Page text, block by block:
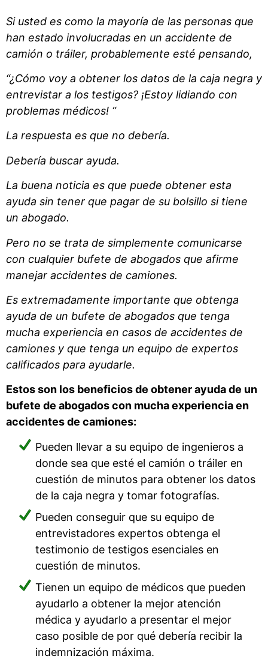
Si usted es como la mayoría de las personas que
han estado involucradas en un accidente de
camión o tráiler, probablemente esté pensando,
“¿Cómo voy a obtener los datos de la caja negra y
entrevistar a los testigos? ¡Estoy lidiando con
problemas médicos! “
La respuesta es que no debería.
Debería buscar ayuda.
La buena noticia es que puede obtener esta
ayuda sin tener que pagar de su bolsillo si tiene
un abogado.
Pero no se trata de simplemente comunicarse
con cualquier bufete de abogados que afirme
manejar accidentes de camiones.
Es extremadamente importante que obtenga
ayuda de un bufete de abogados que tenga
mucha experiencia en casos de accidentes de
camiones y que tenga un equipo de expertos
calificados para ayudarle.
Estos son los beneficios de obtener ayuda de un
bufete de abogados con mucha experiencia en
accidentes de camiones:
Pueden llevar a su equipo de ingenieros a
donde sea que esté el camión o tráiler en
cuestión de minutos para obtener los datos
de la caja negra y tomar fotografías.
Pueden conseguir que su equipo de
entrevistadores expertos obtenga el
testimonio de testigos esenciales en
cuestión de minutos.
Tienen un equipo de médicos que pueden
ayudarlo a obtener la mejor atención
médica y ayudarlo a presentar el mejor
caso posible de por qué debería recibir la
indemnización máxima.